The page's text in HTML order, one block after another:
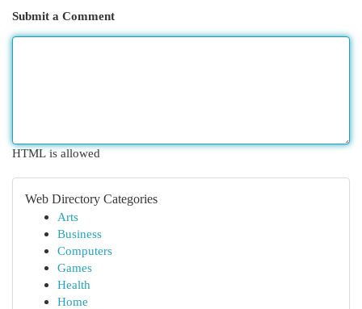
Submit a Comment
HTML is allowed
Web Directory Categories
Arts
Business
Computers
Games
Health
Home